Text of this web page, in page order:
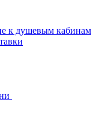
к душевым кабинам